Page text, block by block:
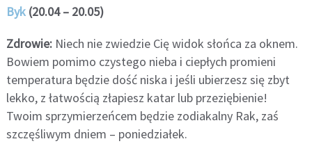
Byk(20.04 – 20.05)
Zdrowie:Niech nie zwiedzie Cię widok słońca za oknem.
Bowiem pomimo czystego nieba i ciepłych promieni
temperatura będzie dość niska i jeśli ubierzesz się zbyt
lekko, z łatwością złapiesz katar lub przeziębienie!
Twoim sprzymierzeńcem będzie zodiakalny Rak, zaś
szczęśliwym dniem – poniedziałek.